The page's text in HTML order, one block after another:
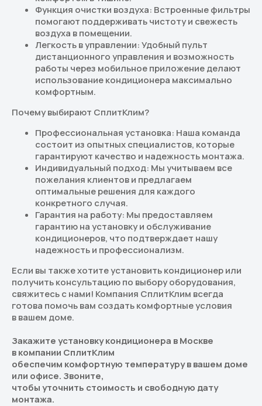
Функция очистки воздуха: Встроенные фильтры
помогают поддерживать чистоту и свежесть
воздуха в помещении.
Легкость в управлении: Удобный пульт
дистанционного управления и возможность
работы через мобильное приложение делают
использование кондиционера максимально
комфортным.
Почему выбирают СплитКлим?
Профессиональная установка: Наша команда
состоит из опытных специалистов, которые
гарантируют качество и надежность монтажа.
Индивидуальный подход: Мы учитываем все
пожелания клиентов и предлагаем
оптимальные решения для каждого
конкретного случая.
Гарантия на работу: Мы предоставляем
гарантию на установку и обслуживание
кондиционеров, что подтверждает нашу
надежность и профессионализм.
Если вы также хотите установить кондиционер или
получить консультацию по выбору оборудования,
свяжитесь с нами! Компания СплитКлим всегда
готова помочь вам создать комфортные условия
в вашем доме.
Закажите установку кондиционера в Москве
в компании СплитКлим
обеспечим комфортную температуру в вашем доме
или офисе. Звоните,
чтобы уточнить стоимость и свободную дату
монтажа.